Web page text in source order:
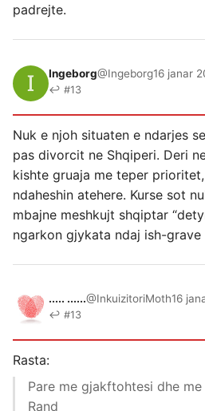
padrejte.
Ingeborg@Ingeborg16 janar
↩ #13
Nuk e njoh situaten e ndarjes
pas divorcit ne Shqiperi. Deri
kishte gruaja me teper
ndaheshin atehere. Kurse sot
mbajne meshkujt shqiptar
ngarkon gjykata ndaj ish-
..... ......@InkuizitoriMoth16
↩ #13
Rasta:
Pare me gjakftohtesi dhe
Rand